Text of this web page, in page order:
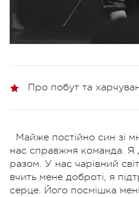
Про побут та
Майже постійно син зі
нас справжня команда.
разом. У нас чарівний
вчить мене доброті, я
серце. Його посмішка